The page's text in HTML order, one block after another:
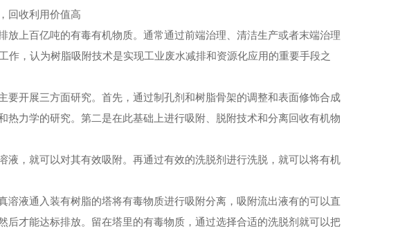
回收利用价值高
上百亿吨的有毒有机物质。通常通过前端治理、清洁生产或者末端治理
作，认为树脂吸附技术是实现工业废水减排和资源化应用的重要手段之
开展三方面研究。首先，通过制孔剂和树脂骨架的调整和表面修饰合成
热力学的研究。第二是在此基础上进行吸附、脱附技术和分离回收有机物
，就可以对其有效吸附。再通过有效的洗脱剂进行洗脱，就可以将有机
液通入装有树脂的塔将有毒物质进行吸附分离，吸附流出液有的可以直
后才能达标排放。留在塔里的有毒物质，通过选择合适的洗脱剂就可以把